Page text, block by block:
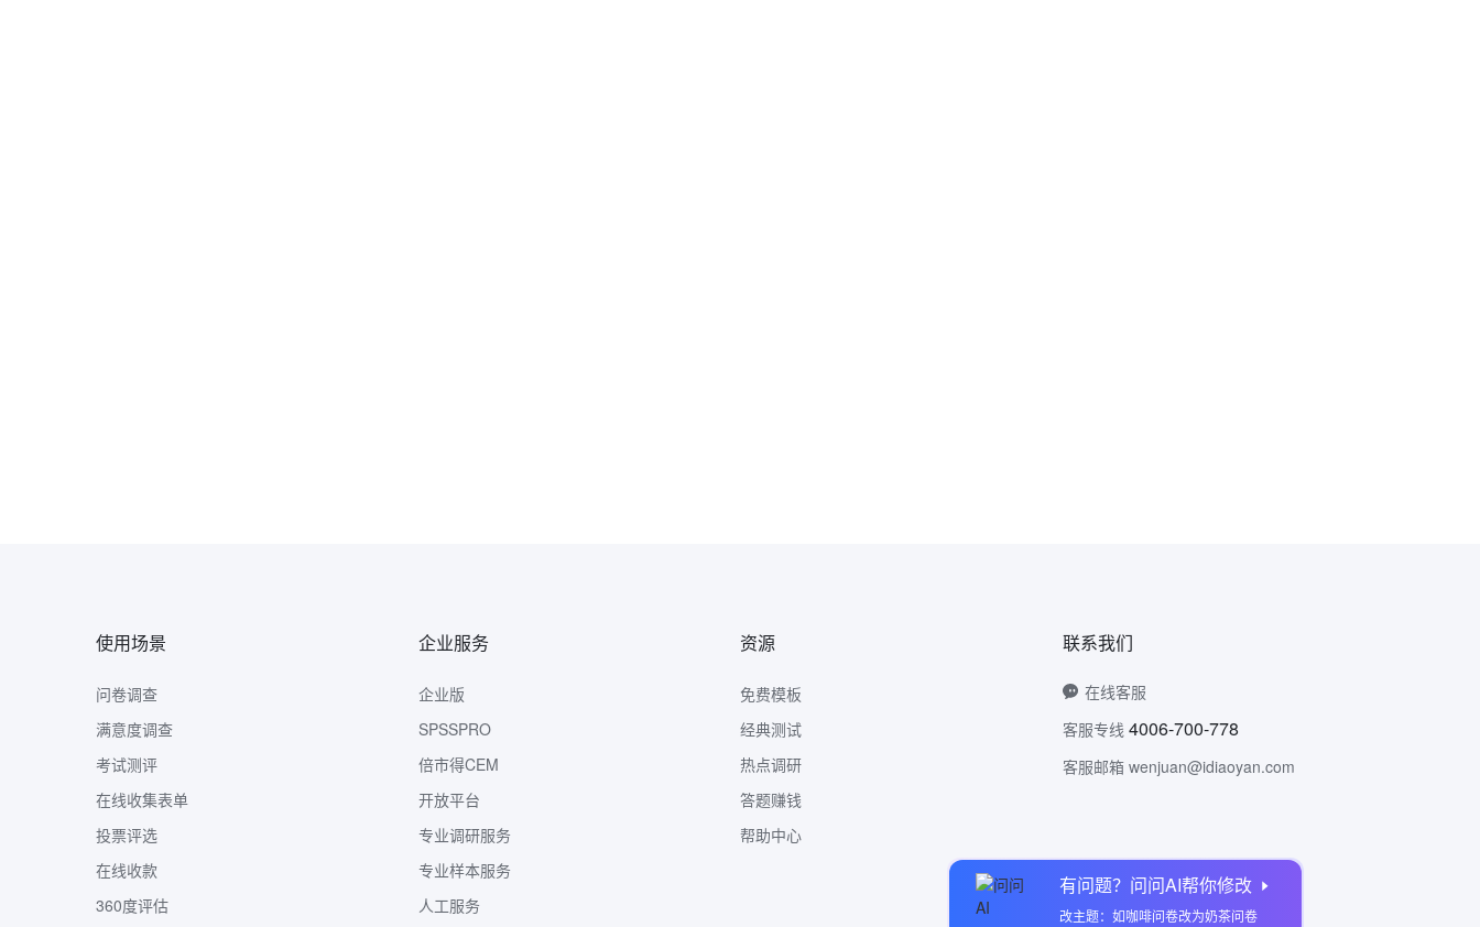
有问题？问问AI帮你修改
改主题：如咖啡问卷改为奶茶问卷
使用场景
问卷调查
满意度调查
考试测评
在线收集表单
投票评选
在线收款
360度评估
企业服务
企业版
SPSSPRO
倍市得CEM
开放平台
专业调研服务
专业样本服务
人工服务
资源
免费模板
经典测试
热点调研
答题赚钱
帮助中心
联系我们
在线客服
客服专线 4006-700-778
客服邮箱 wenjuan@idiaoyan.com
问卷网公众号